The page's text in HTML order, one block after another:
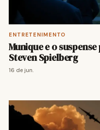
ENTRETENIMENTO
Munique e o
Steven Spielberg
16 de jun.